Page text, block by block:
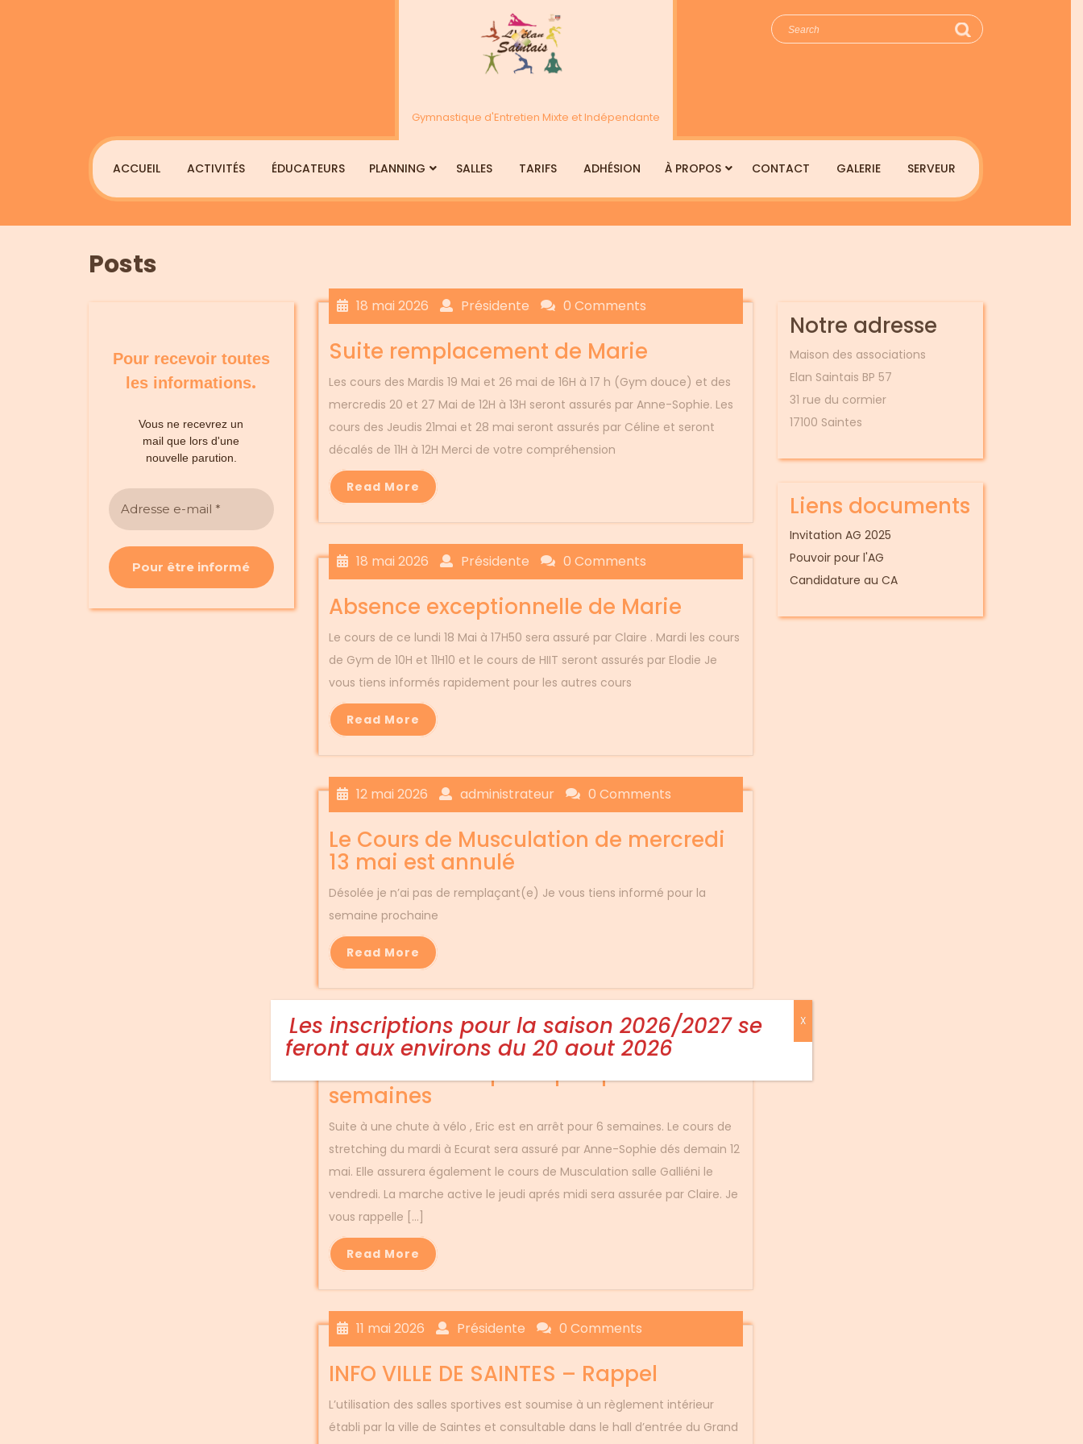
Gymnastique d'Entretien Mixte et Indépendante
ACCUEIL ACTIVITÉS ÉDUCATEURS PLANNING SALLES TARIFS ADHÉSION À PROPOS CONTACT GALERIE SERVEUR
Posts
Pour recevoir toutes
les informations.
Vous ne recevrez un
mail que lors d'une
nouvelle parution.
18 mai 2026 Présidente 0 Comments
Suite remplacement de Marie
Les cours des Mardis 19 Mai et 26 mai de 16H à 17 h (Gym douce) et des
mercredis 20 et 27 Mai de 12H à 13H seront assurés par Anne-Sophie. Les
cours des Jeudis 21mai et 28 mai seront assurés par Céline et seront
décalés de 11H à 12H Merci de votre compréhension
Read More
18 mai 2026 Présidente 0 Comments
Absence exceptionnelle de Marie
Le cours de ce lundi 18 Mai à 17H50 sera assuré par Claire . Mardi les cours
de Gym de 10H et 11H10 et le cours de HIIT seront assurés par Elodie Je
vous tiens informés rapidement pour les autres cours
Read More
12 mai 2026 administrateur 0 Comments
Le Cours de Musculation de mercredi
13 mai est annulé
Désolée je n’ai pas de remplaçant(e) Je vous tiens informé pour la
semaine prochaine
Read More
11 mai 2026 administrateur 0 Comments
Absence d’Eric pour quelques
semaines
Suite à une chute à vélo , Eric est en arrêt pour 6 semaines. Le cours de
stretching du mardi à Ecurat sera assuré par Anne-Sophie dés demain 12
mai. Elle assurera également le cours de Musculation salle Galliéni le
vendredi. La marche active le jeudi aprés midi sera assurée par Claire. Je
vous rappelle […]
Read More
11 mai 2026 Présidente 0 Comments
INFO VILLE DE SAINTES – Rappel
L’utilisation des salles sportives est soumise à un règlement intérieur
établi par la ville de Saintes et consultable dans le hall d’entrée du Grand
Notre adresse
Maison des associations
Elan Saintais BP 57
31 rue du cormier
17100 Saintes
Liens documents
Invitation AG 2025
Pouvoir pour l'AG
Candidature au CA
Les inscriptions pour la saison 2026/2027 se
feront aux environs du 20 aout 2026
X